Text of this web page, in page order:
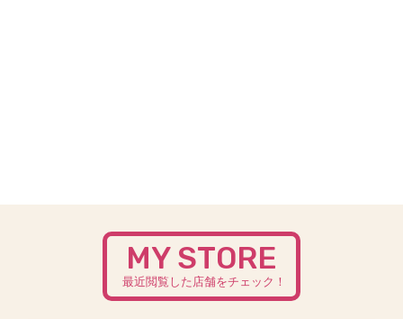
MY STORE
最近閲覧した店舗をチェック！